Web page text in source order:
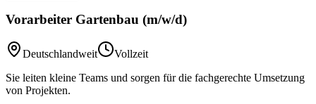
Vorarbeiter Gartenbau (m/w/d)
Deutschlandweit
Vollzeit
Sie leiten kleine Teams und sorgen für die fachgerechte Umsetzung
von Projekten.